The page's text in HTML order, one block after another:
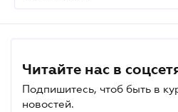
Читайте нас в
Подпишитесь, чтоб быть в
новостей.